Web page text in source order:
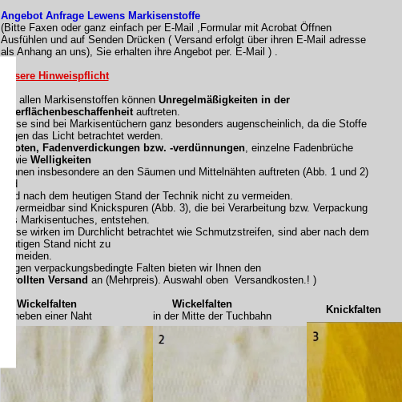
Angebot Anfrage Lewens Markisenstoffe
(Bitte Faxen oder ganz einfach per E-Mail ,Formular mit Acrobat Öffnen
Ausfühlen und auf Senden Drücken ( Versand erfolgt über ihren E-Mail adresse
als Anhang an uns), Sie erhalten ihre Angebot per. E-Mail ) .
Unsere Hinweispflicht
Bei allen Markisenstoffen könnenUnregelmäßigkeiten in der
Oberflächenbeschaffenheitauftreten.
Diese sind bei Markisentüchern ganz besonders augenscheinlich, da die Stoffe
gegen das Licht betrachtet werden.
Knoten, Fadenverdickungen bzw. -verdünnungen, einzelne Fadenbrüche
sowie Welligkeiten
können insbesondere an den Säumen und Mittelnähten auftreten (Abb. 1 und 2)
und
sind nach dem heutigen Stand der Technik nicht zu vermeiden.
Unvermeidbar sind Knickspuren (Abb. 3), die bei Verarbeitung bzw. Verpackung
des Markisentuches, entstehen.
Diese wirken im Durchlicht betrachtet wie Schmutzstreifen, sind aber nach dem
heutigen Stand nicht zu
vermeiden.
Gegen verpackungsbedingte Falten bieten wir Ihnen den
gerollten Versand an (Mehrpreis). Auswahl oben Versandkosten.! )
Wickelfalten
neben einer Naht
Wickelfalten
in der Mitte der Tuchbahn
Knickfalten